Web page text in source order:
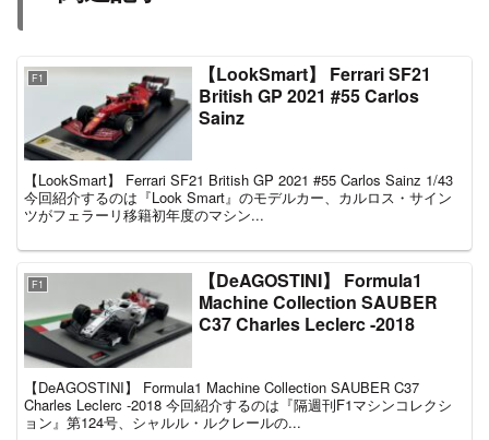
F1
【LookSmart】 Ferrari SF21
British GP 2021 #55 Carlos
Sainz
【LookSmart】 Ferrari SF21 British GP 2021 #55 Carlos Sainz 1/43
今回紹介するのは『Look Smart』のモデルカー、カルロス・サイン
ツがフェラーリ移籍初年度のマシン...
F1
【DeAGOSTINI】 Formula1
Machine Collection SAUBER
C37 Charles Leclerc -2018
【DeAGOSTINI】 Formula1 Machine Collection SAUBER C37
Charles Leclerc -2018 今回紹介するのは『隔週刊F1マシンコレクシ
ョン』第124号、シャルル・ルクレールの...